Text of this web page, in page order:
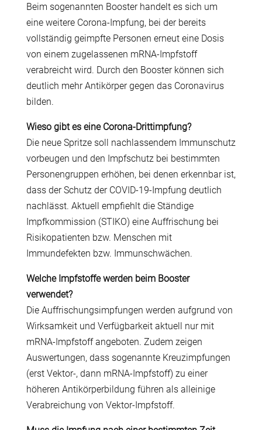
Beim sogenannten Booster handelt es sich um
eine weitere Corona-Impfung, bei der bereits
vollständig geimpfte Personen erneut eine Dosis
von einem zugelassenen mRNA-Impfstoff
verabreicht wird. Durch den Booster können sich
deutlich mehr Antikörper gegen das Coronavirus
bilden.
Wieso gibt es eine Corona-Drittimpfung?
Die neue Spritze soll nachlassendem Immunschutz
vorbeugen und den Impfschutz bei bestimmten
Personengruppen erhöhen, bei denen erkennbar ist,
dass der Schutz der COVID-19-Impfung deutlich
nachlässt. Aktuell empfiehlt die Ständige
Impfkommission (STIKO) eine Auffrischung bei
Risikopatienten bzw. Menschen mit
Immundefekten bzw. Immunschwächen.
Welche Impfstoffe werden beim Booster
verwendet?
Die Auffrischungsimpfungen werden aufgrund von
Wirksamkeit und Verfügbarkeit aktuell nur mit
mRNA-Impfstoff angeboten. Zudem zeigen
Auswertungen, dass sogenannte Kreuzimpfungen
(erst Vektor-, dann mRNA-Impfstoff) zu einer
höheren Antikörperbildung führen als alleinige
Verabreichung von Vektor-Impfstoff.